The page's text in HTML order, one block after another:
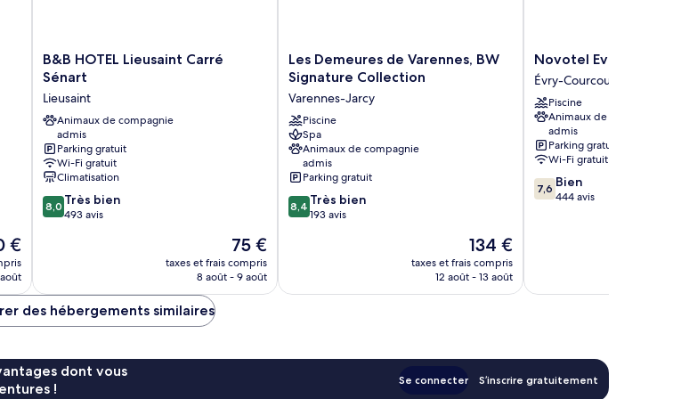
€
B&B
HOTEL
Carré
Sénart
Lieusaint
B&B HOTEL Lieusaint Carré
Sénart
Lieusaint
Animaux de compagnie
admis
Parking gratuit
Wi-Fi gratuit
Climatisation
8.0
sur
8,0 Très bien
493 avis
Le
nouveau
prix
75 €
taxes et frais compris
8 août - 9 août
Les
Demeures
de
Varennes,
BW
Signature
Collection
Varennes-
Jarcy
Les Demeures de Varennes, BW
Signature Collection
Varennes-Jarcy
Piscine
Spa
Animaux de compagnie
admis
Parking gratuit
8.4
sur
8,4 Très bien
193 avis
Le
nouveau
prix
134 €
taxes et frais compris
12 août - 13 août
Novotel
Evry
Courcouronnes
Évry-
Courcouronnes
Novotel Evry
Évry-Courcouronnes
Piscine
Animaux de compagnie
admis
Parking gratuit
Wi-Fi gratuit
7.6
sur
7,6 Bien
444 avis
des hébergements similaires
dont vous
!
Se connecter S’inscrire gratuitement